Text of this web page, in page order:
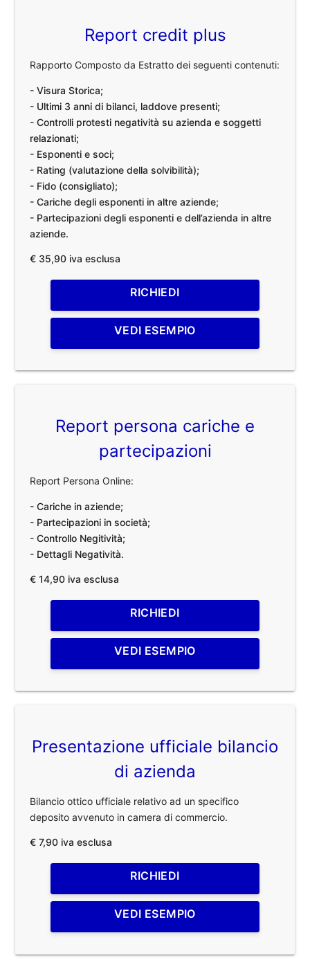
Report credit plus
Rapporto Composto da Estratto dei seguenti contenuti:
- Visura Storica;
- Ultimi 3 anni di bilanci, laddove presenti;
- Controlli protesti negatività su azienda e soggetti
relazionati;
- Esponenti e soci;
- Rating (valutazione della solvibilità);
- Fido (consigliato);
- Cariche degli esponenti in altre aziende;
- Partecipazioni degli esponenti e dell’azienda in altre
aziende.
€ 35,90 iva esclusa
RICHIEDI
VEDI ESEMPIO
Report persona cariche e
partecipazioni
Report Persona Online:
- Cariche in aziende;
- Partecipazioni in società;
- Controllo Negitività;
- Dettagli Negatività.
€ 14,90 iva esclusa
RICHIEDI
VEDI ESEMPIO
Presentazione ufficiale bilancio
di azienda
Bilancio ottico ufficiale relativo ad un specifico
deposito avvenuto in camera di commercio.
€ 7,90 iva esclusa
RICHIEDI
VEDI ESEMPIO